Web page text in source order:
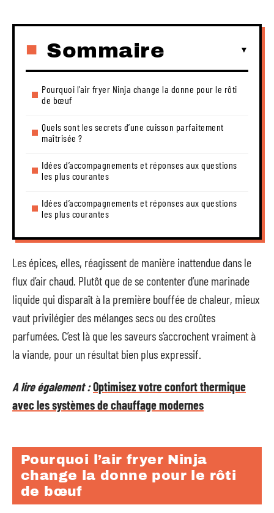
Sommaire
Pourquoi l’air fryer Ninja change la donne pour le rôti
de bœuf
Quels sont les secrets d’une cuisson parfaitement
maîtrisée ?
Idées d’accompagnements et réponses aux questions
les plus courantes
Idées d’accompagnements et réponses aux questions
les plus courantes
Les épices, elles, réagissent de manière inattendue dans le
flux d’air chaud. Plutôt que de se contenter d’une marinade
liquide qui disparaît à la première bouffée de chaleur, mieux
vaut privilégier des mélanges secs ou des croûtes
parfumées. C’est là que les saveurs s’accrochent vraiment à
la viande, pour un résultat bien plus expressif.
A lire également :Optimisez votre confort thermique
avec les systèmes de chauffage modernes
Pourquoi l’air fryer Ninja
change la donne pour le rôti
de bœuf